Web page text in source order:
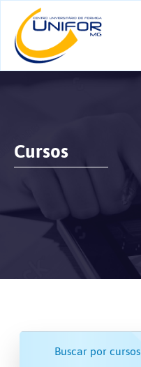
Cursos
Buscar por cursos